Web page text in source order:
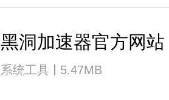
黑洞加速器官方网站
系统工具 5.47MB